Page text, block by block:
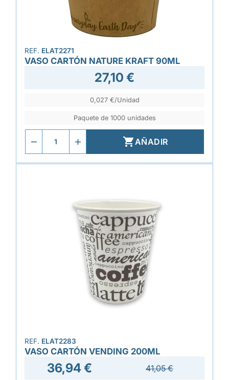
REF. ELAT2271
VASO CARTÓN NATURE KRAFT 90ML
27,10 €
0,027 €/Unidad
Paquete de 1000 unidades
AÑADIR
REF. ELAT2283
VASO CARTÓN VENDING 200ML
36,94 € 41,05 €